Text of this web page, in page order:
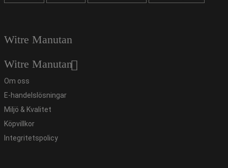
Witre Manutan
Witre Manutan
Om oss
E-handelslösningar
Miljö & Kvalitet
Köpvillkor
Integritetspolicy